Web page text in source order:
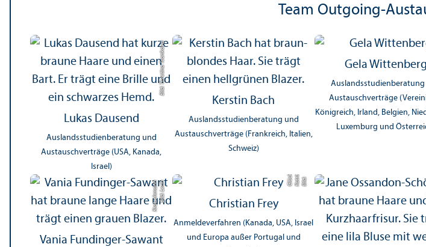
Team Outgoing-
Bild: Tsvetina Tsonkova
Lukas Dausend
Auslands­studien­beratung und
Austauschverträge (USA, Kanada,
Israel)
Kerstin Bach
Auslands­studien­beratung und
Austauschverträge (Frankreich, Italien,
Schweiz)
Gela Wittenberg
Auslands­studien­beratung
Austauschverträge
Königreich, Irland, Belgien,
Luxemburg und
Bil
d:
L
e
a
h
K
r
a
t
s
c
h
m
a
n
n
Vania Fundinger-Sawant
Bil
d:
K
a
t
ri
nGl
ü
c
kle
r
Christian Frey
Anmelde­verfahren (Kanada, USA, Israel
und Europa außer Portugal und